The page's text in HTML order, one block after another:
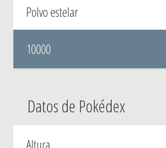
Polvo estelar
10000
Datos de Pokédex